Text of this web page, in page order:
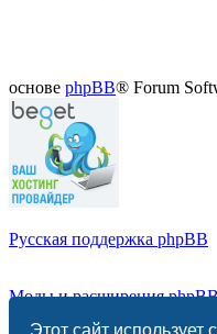
Этот сайт использует
основе phpBB® Forum
Русская поддержка phpBB
Моды и расширения